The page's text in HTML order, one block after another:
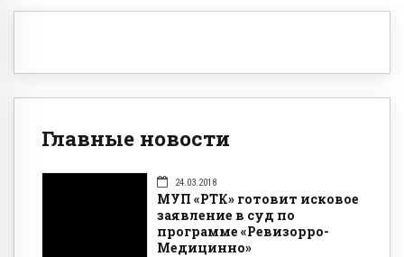
Главные новости
24.03.2018
МУП «РТК» готовит исковое
заявление в суд по
программе «Ревизорро-
Медицинно»